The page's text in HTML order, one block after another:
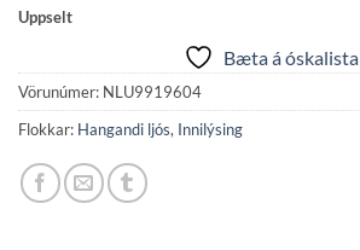
Uppselt
Bæta á óskalista
Vörunúmer: NLU9919604
Flokkar: Hangandi ljós, Innilýsing